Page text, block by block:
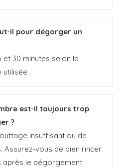
il pour dégorger un
et 30 minutes selon la
est-il toujours trop
?
insuffisant ou de
Assurez-vous de bien rincer
après le dégorgement.